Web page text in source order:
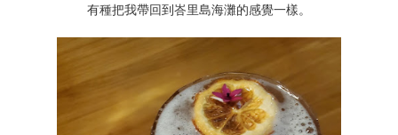
有種把我帶回到峇里島海灘的感覺一樣。